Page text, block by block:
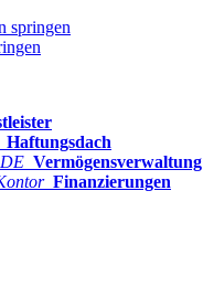
springen
Haftungsdach
Vermögensverwaltung
Finanzierungen